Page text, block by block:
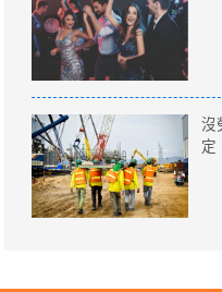
沒
定